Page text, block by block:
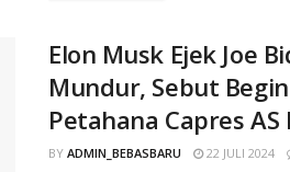
Elon Musk Ejek Joe
Mundur, Sebut
Petahana Capres AS
BY ADMIN_BEBASBARU 22 JULI 2024